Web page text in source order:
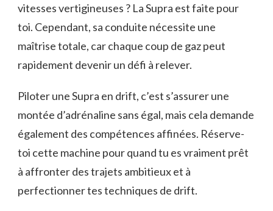
vitesses vertigineuses ? La Supra est faite pour
toi. Cependant, sa conduite nécessite une
maîtrise totale, car chaque coup de gaz peut
rapidement devenir un défi à relever.
Piloter une Supra en drift, c’est s’assurer une
montée d’adrénaline sans égal, mais cela demande
également des compétences affinées. Réserve-
toi cette machine pour quand tu es vraiment prêt
à affronter des trajets ambitieux et à
perfectionner tes techniques de drift.